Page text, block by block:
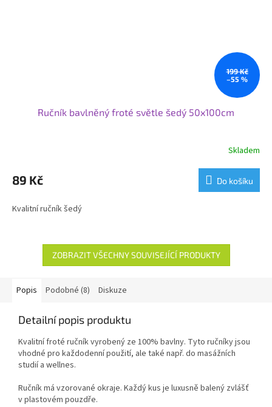
199 Kč
–55 %
Ručník bavlněný froté světle šedý 50x100cm
Skladem
89 Kč Do košíku
Kvalitní ručník šedý
ZOBRAZIT VŠECHNY SOUVISEJÍCÍ PRODUKTY
Popis Podobné (8) Diskuze
Detailní popis produktu
Kvalitní froté ručník vyrobený ze 100% bavlny. Tyto ručníky jsou
vhodné pro každodenní použití, ale také např. do masážních
studií a wellnes.
Ručník má vzorované okraje. Každý kus je luxusně balený zvlášť
v plastovém pouzdře.